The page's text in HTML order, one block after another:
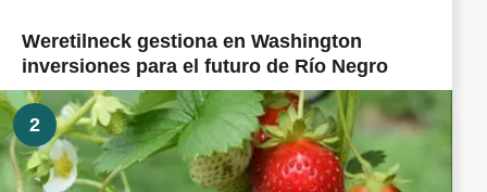
Weretilneck gestiona en Washington
inversiones para el futuro de Río Negro
2